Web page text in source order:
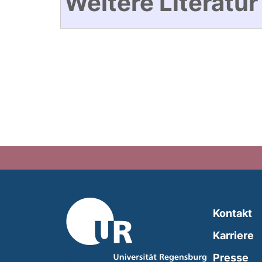
Kontakt
Karriere
Presse